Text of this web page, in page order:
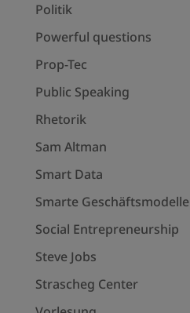
Politik
Powerful questions
Prop-Tec
Public Speaking
Rhetorik
Sam Altman
Smart Data
Smarte Geschäftsmodelle
Social Entrepreneurship
Steve Jobs
Strascheg Center